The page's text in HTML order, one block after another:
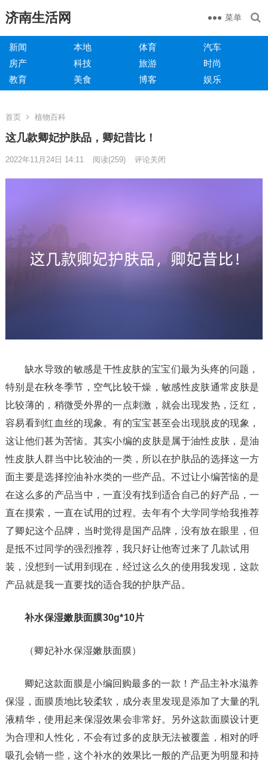
济南生活网 菜单
新闻 本地 体育
汽车
房产
科技 旅游
时尚
教育
美食 博客 娱乐
首页 植物百科
这几款卿妃护肤品，卿妃昔比！
2022年11月24日 14:11 阅读(259) 评论关闭
缺水导致的敏感是干性皮肤的宝宝们最为头疼的问题，
特别是在秋冬季节，空气比较干燥，敏感性皮肤通常皮肤是
比较薄的，稍微受外界的一点刺激，就会出现发热，泛红，
容易看到红血丝的现象。有的宝宝甚至会出现脱皮的现象，
这让他们甚为苦恼。其实小编的皮肤是属于油性皮肤，是油
性皮肤人群当中比较油的一类，所以在护肤品的选择这一方
面主要是选择控油补水类的一些产品。不过让小编苦恼的是
在这么多的产品当中，一直没有找到适合自己的好产品，一
直在摸索，一直在试用的过程。去年有个大学同学给我推荐
了卿妃这个品牌，当时觉得是国产品牌，没有放在眼里，但
是抵不过同学的强烈推荐，我只好让他寄过来了几款试用
装，没想到一试用到现在，经过这么久的使用我发现，这款
产品就是我一直要找的适合我的护肤产品。
补水保湿嫩肤面膜30g*10片
（卿妃补水保湿嫩肤面膜）
卿妃这款面膜是小编回购最多的一款！产品主补水滋养
保湿，面膜质地比较柔软，成分表里发现是添加了大量的乳
液精华，使用起来保湿效果会非常好。另外这款面膜设计更
为合理和人性化，不会有过多的皮肤无法被覆盖，相对的呼
吸孔会销一些，这个补水的效果比一般的产品更为明显和持